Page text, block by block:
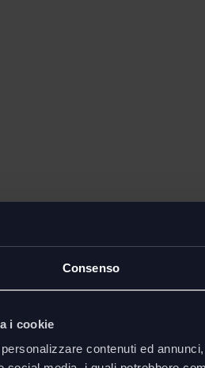
Consenso
i cookie
contenuti ed